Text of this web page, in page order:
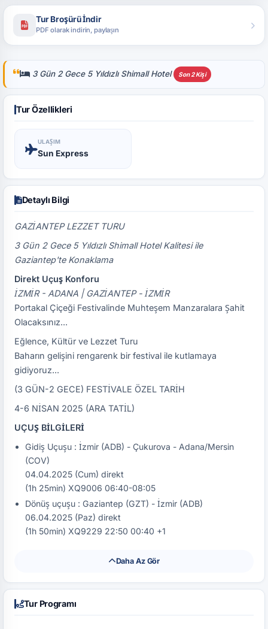
3 Gün 2 Gece 5 Yıldızlı Shimall Hotel Son 2 Kişi
Tur Özellikleri
ULAŞIM
Sun Express
Detaylı Bilgi
GAZİANTEP LEZZET TURU
3 Gün 2 Gece 5 Yıldızlı Shimall Hotel Kalitesi ile
Gaziantep'te Konaklama
Direkt Uçuş Konforu
İZMİR - ADANA | GAZİANTEP - İZMİR
Portakal Çiçeği Festivalinde Muhteşem Manzaralara Şahit
Olacaksınız...
Eğlence, Kültür ve Lezzet Turu
Baharın gelişini rengarenk bir festival ile kutlamaya
gidiyoruz...
(3 GÜN-2 GECE) FESTİVALE ÖZEL TARİH
4-6 NİSAN 2025 (ARA TATİL)
UÇUŞ BİLGİLERİ
Gidiş Uçuşu : İzmir (ADB) - Çukurova - Adana/Mersin
(COV)
04.04.2025 (Cum) direkt
(1h 25min) XQ9006 06:40-08:05
Dönüş uçuşu : Gaziantep (GZT) - İzmir (ADB)
06.04.2025 (Paz) direkt
(1h 50min) XQ9229 22:50 00:40 +1
Daha Az Gör
Tur Programı
Tur Broşürü İndir
PDF olarak indirin, paylaşın